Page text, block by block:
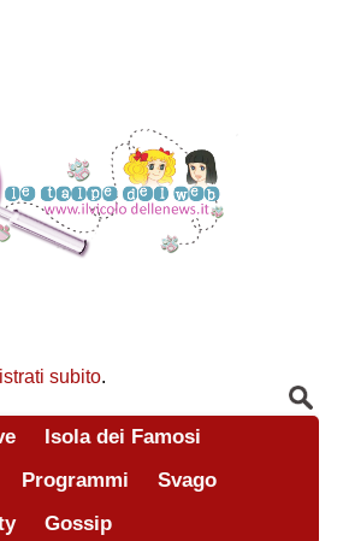
subito.
Isola dei Famosi
Programmi
Svago
Gossip